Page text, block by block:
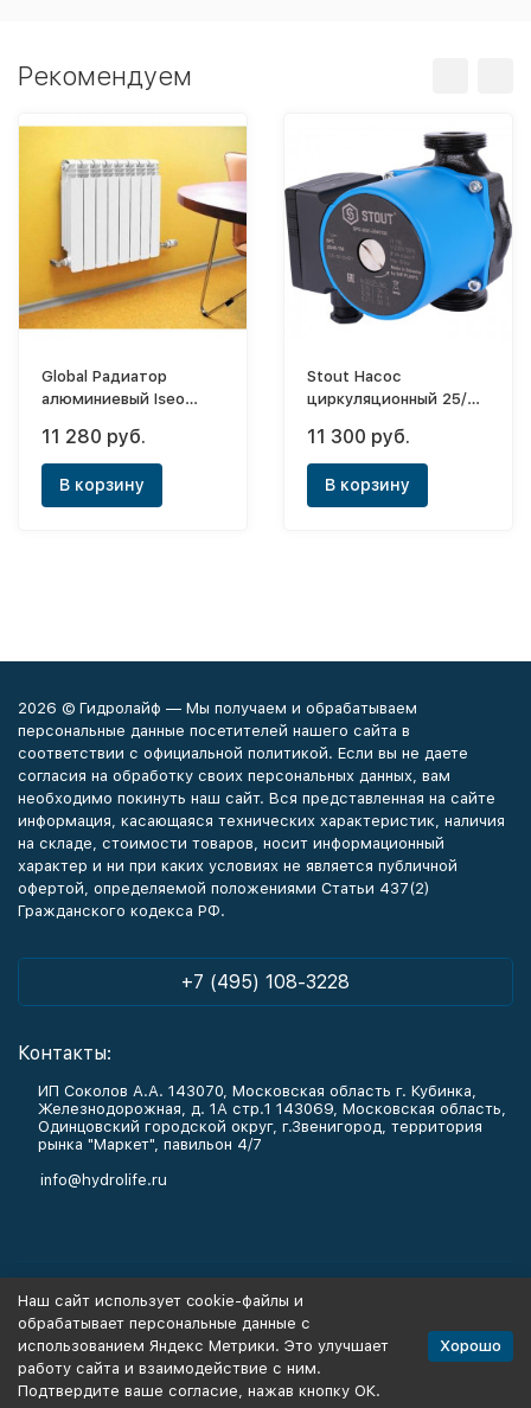
Рекомендуем
Global Радиатор
алюминиевый Iseo
11 280 руб.
В корзину
Stout Насос
циркуляционный 25/40
11 300 руб.
В корзину
2026 © Гидролайф — Мы получаем и обрабатываем
персональные данные посетителей нашего сайта в
соответствии с официальной политикой. Если вы не даете
согласия на обработку своих персональных данных, вам
необходимо покинуть наш сайт. Вся представленная на сайте
информация, касающаяся технических характеристик, наличия
на складе, стоимости товаров, носит информационный
характер и ни при каких условиях не является публичной
офертой, определяемой положениями Статьи 437(2)
Гражданского кодекса РФ.
+7 (495) 108-3228
Контакты:
ИП Соколов А.А. 143070, Московская область г. Кубинка,
Железнодорожная, д. 1А стр.1 143069, Московская область,
Одинцовский городской округ, г.Звенигород, территория
рынка "Маркет", павильон 4/7
info@hydrolife.ru
Информация
Наш сайт использует cookie-файлы и
обрабатывает персональные данные с
использованием Яндекс Метрики. Это улучшает
работу сайта и взаимодействие с ним.
Подтвердите ваше согласие, нажав кнопку ОК.
Хорошо